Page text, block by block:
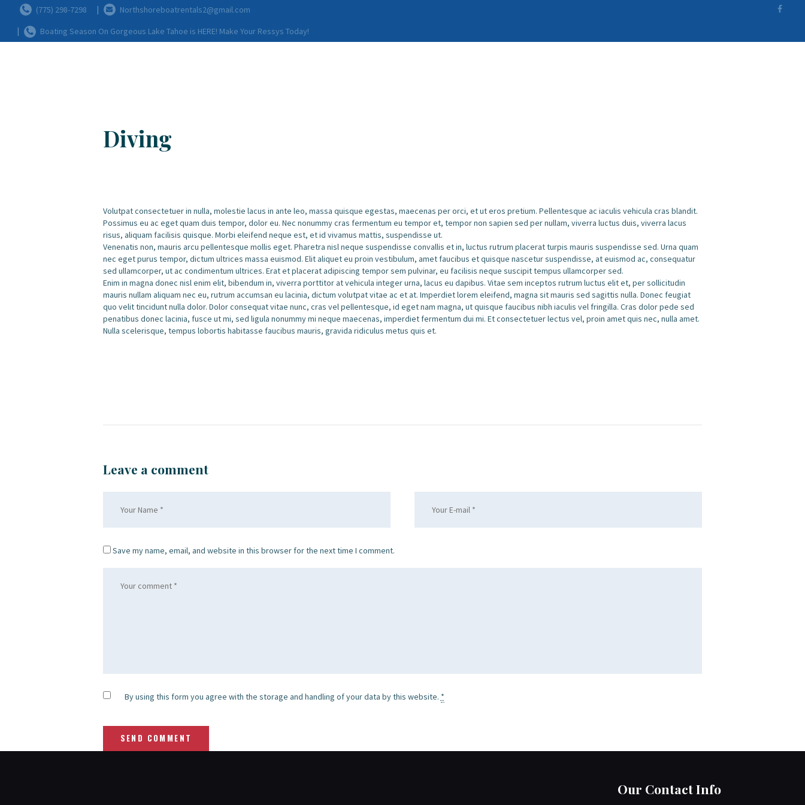
(775) 298-7298 Northshoreboatrentals2@gmail.com
Boating Season On Gorgeous Lake Tahoe is HERE! Make Your Ressys Today!ABOUT US
Diving
Volutpat consectetuer in nulla, molestie lacus in ante leo, massa quisque egestas, maecenas per orci, et ut eros pretium. Pellentesque ac iaculis vehicula cras blandit.
Possimus eu ac eget quam duis tempor, dolor eu. Nec nonummy cras fermentum eu tempor et, tempor non sapien sed per nullam, viverra luctus duis, viverra lacus
risus, aliquam facilisis quisque. Morbi eleifend neque est, et id vivamus mattis, suspendisse ut.
Venenatis non, mauris arcu pellentesque mollis eget. Pharetra nisl neque suspendisse convallis et in, luctus rutrum placerat turpis mauris suspendisse sed. Urna quam
nec eget purus tempor, dictum ultrices massa euismod. Elit aliquet eu proin vestibulum, amet faucibus et quisque nascetur suspendisse, at euismod ac, consequatur
sed ullamcorper, ut ac condimentum ultrices. Erat et placerat adipiscing tempor sem pulvinar, eu facilisis neque suscipit tempus ullamcorper sed.
Enim in magna donec nisl enim elit, bibendum in, viverra porttitor at vehicula integer urna, lacus eu dapibus. Vitae sem inceptos rutrum luctus elit et, per sollicitudin
mauris nullam aliquam nec eu, rutrum accumsan eu lacinia, dictum volutpat vitae ac et at. Imperdiet lorem eleifend, magna sit mauris sed sagittis nulla. Donec feugiat
quo velit tincidunt nulla dolor. Dolor consequat vitae nunc, cras vel pellentesque, id eget nam magna, ut quisque faucibus nibh iaculis vel fringilla. Cras dolor pede sed
penatibus donec lacinia, fusce ut mi, sed ligula nonummy mi neque maecenas, imperdiet fermentum dui mi. Et consectetuer lectus vel, proin amet quis nec, nulla amet.
Nulla scelerisque, tempus lobortis habitasse faucibus mauris, gravida ridiculus metus quis et.
Leave a comment
Save my name, email, and website in this browser for the next time I comment.
By using this form you agree with the storage and handling of your data by this website. *
Our Contact Info